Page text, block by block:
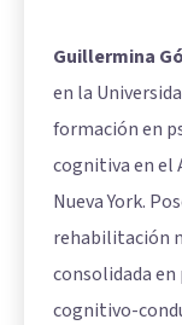
Guillermina
en la
formación en
cognitiva en el
Nueva York.
rehabilitación
consolidada
cognitivo-